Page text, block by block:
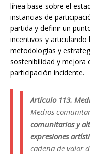
línea base sobre el
instancias de
partida y definir un
incentivos y
metodologías y
sostenibilidad y mejora
participación incidente.
Artículo 113.
Medios
comunitarios y
expresiones
cadena de valor